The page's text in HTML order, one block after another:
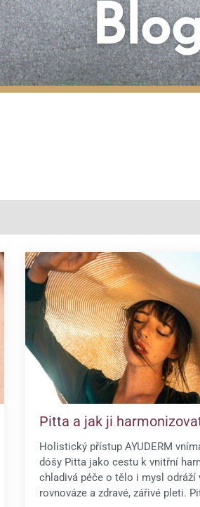
Pitta a jak ji
Holistický přístup AYUDERM
dóšy Pitta jako cestu k vnitřní
chladivá péče o tělo i mysl odráží
rovnováze a zdravé, zářivé pleti.